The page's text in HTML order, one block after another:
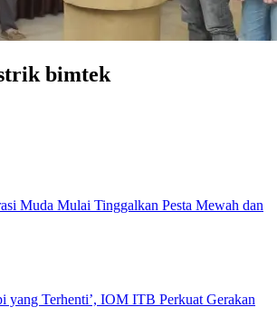
bimtek
Muda Mulai Tinggalkan Pesta Mewah dan
yang Terhenti’, IOM ITB Perkuat Gerakan